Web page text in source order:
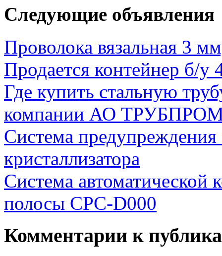
Следующие объявления
Проволока вязальная 3
Продается контейнер б/у
Где купить стальную
компании АО
Система предупреждения
кристаллизатора
Система автоматической
полосы CPC-D000
Комментарии к